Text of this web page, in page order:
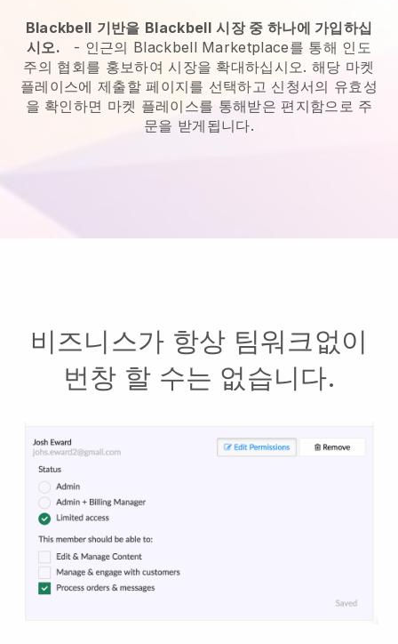
Blackbell 기반을 Blackbell 시장 중 하나에 가입하십
시오.
- 인근의 Blackbell Marketplace를 통해 인도
주의 협회를 홍보하여 시장을 확대하십시오. 해당 마켓
플레이스에 제출할 페이지를 선택하고 신청서의 유효성
을 확인하면 마켓 플레이스를 통해받은 편지함으로 주
문을 받게됩니다.
비즈니스가 항상 팀워크없이
번창 할 수는 없습니다.